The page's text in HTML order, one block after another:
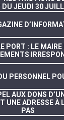
DU JEUDI 30
PORT : LE MAIRE
PERSONNEL
AUX DONS
UNE ADRESSE À
PAS